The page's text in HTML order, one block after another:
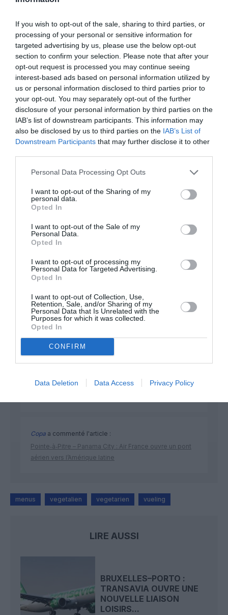
If you wish to opt-out of the sale, sharing to third parties, or
processing of your personal or sensitive information for
targeted advertising by us, please use the below opt-out
section to confirm your selection. Please note that after your
opt-out request is processed you may continue seeing
interest-based ads based on personal information utilized by
us or personal information disclosed to third parties prior to
your opt-out. You may separately opt-out of the further
disclosure of your personal information by third parties on the
IAB’s list of downstream participants. This information may
also be disclosed by us to third parties on the IAB’s List of
Downstream Participants that may further disclose it to other
Personal Data Processing Opt Outs
I want to opt-out of the Sharing of my
personal data.
Opted In
I want to opt-out of the Sale of my
Personal Data.
Opted In
I want to opt-out of processing my
Personal Data for Targeted Advertising.
Opted In
I want to opt-out of Collection, Use,
Retention, Sale, and/or Sharing of my
Personal Data that Is Unrelated with the
Purposes for which it was collected.
Opted In
CONFIRM
Data Deletion Data Access Privacy Policy
bien si on met des frites dans ces menus comme je pense
aux frites belges en ce moment. Hyper bon?
Merci beaucoup pour l’info?
RÉPONDRE
LAISSER UN COMMENTAIRE
FAIRE UN DON
Soutenez Air Journal participez
à son
Après Emirates, Lufthansa remet en cause la réception
Copa a commenté l'article :
Pointe‑à‑Pitre – Panama City : Air France ouvre un pont
aérien vers l’Amérique latine
menus vegetalien vegetarien vueling
LIRE AUSSI
BRUXELLES–PORTO :
TRANSAVIA OUVRE UNE
NOUVELLE LIAISON
LOISIRS...